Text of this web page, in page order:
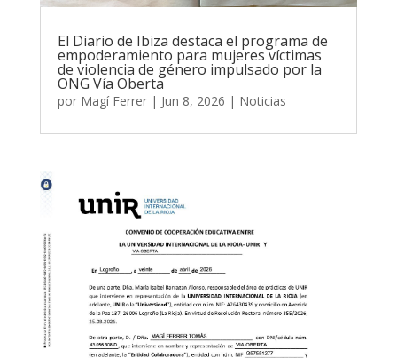
El Diario de Ibiza destaca el programa de
empoderamiento para mujeres víctimas
de violencia de género impulsado por la
ONG Vía Oberta
por Magí Ferrer| Jun 8, 2026 | Noticias